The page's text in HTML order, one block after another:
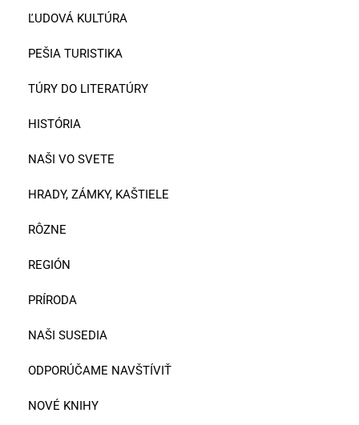
ĽUDOVÁ KULTÚRA
PEŠIA TURISTIKA
TÚRY DO LITERATÚRY
HISTÓRIA
NAŠI VO SVETE
HRADY, ZÁMKY, KAŠTIELE
RÔZNE
REGIÓN
PRÍRODA
NAŠI SUSEDIA
ODPORÚČAME NAVŠTÍVIŤ
NOVÉ KNIHY